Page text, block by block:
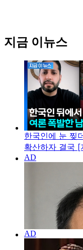
지금 이뉴스
한국인에 눈 찢
확산하자 결국 [